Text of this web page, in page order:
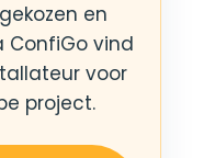
en
ConfiGo vind
voor
project.